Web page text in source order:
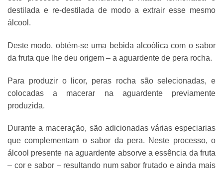
destilada e re-destilada de modo a extrair esse mesmo
álcool.
Deste modo, obtém-se uma bebida alcoólica com o sabor
da fruta que lhe deu origem – a aguardente de pera rocha.
Para produzir o licor, peras rocha são selecionadas, e
colocadas a macerar na aguardente previamente
produzida.
Durante a maceração, são adicionadas várias especiarias
que complementam o sabor da pera. Neste processo, o
álcool presente na aguardente absorve a essência da fruta
– cor e sabor – resultando num sabor frutado e ainda mais